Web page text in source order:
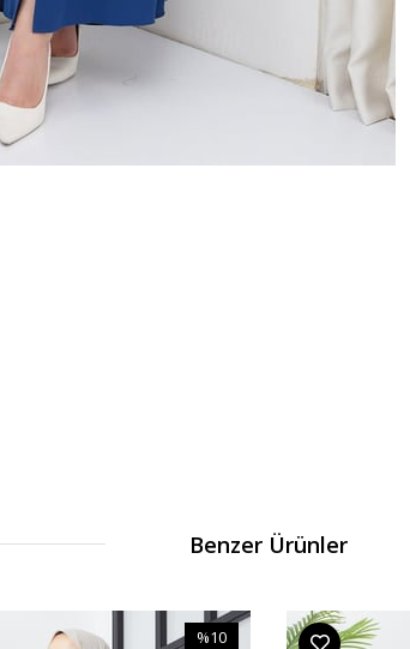
Benzer Ürünler
%10